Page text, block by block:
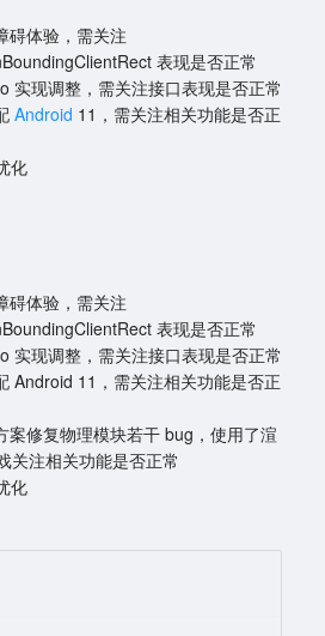
碍体验，需关注
表现是否正常
实现调整，需关注接口表现是否正常
Android 11，需关注相关功能是否正
化
碍体验，需关注
表现是否正常
实现调整，需关注接口表现是否正常
Android 11，需关注相关功能是否正
案修复物理模块若干 bug，使用了渲
关注相关功能是否正常
化